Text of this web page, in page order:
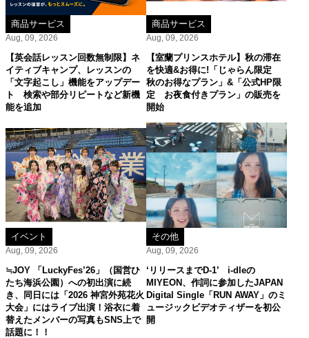
商品サービス
Aug, 09, 2026
【英会話レッスン回数無制限】ネ
イティブキャンプ、レッスンの
「文字起こし」機能をアップデー
ト 検索や部分リピートなど新機
能を追加
商品サービス
Aug, 09, 2026
【室蘭プリンスホテル】秋の滞在
を快適&お得に!「じゃらん限定
秋のお得なプラン」&「公式HP限
定 お夜食付きプラン」の販売を
開始
イベント
Aug, 09, 2026
≒JOY 「LuckyFes’26」（国営ひ
たち海浜公園）への初出演に続
き、同日には「2026 神宮外苑花火
大会」にはライブ出演！浴衣に着
替えたメンバーの写真もSNS上で
話題に！！
その他
Aug, 09, 2026
‘リリースまでD-1’ i-dleの
MIYEON、作詞に参加したJAPAN
Digital Single「RUN AWAY」のミ
ュージックビデオティザーを初公
開